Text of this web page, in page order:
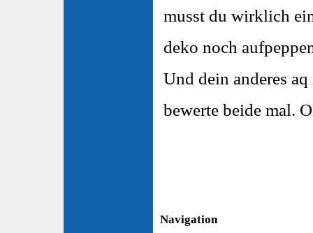
musst du wirklich
deko noch
Und dein anderes
bewerte beide mal.
Navigation